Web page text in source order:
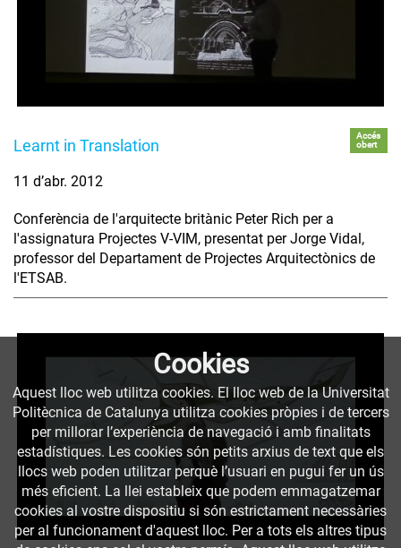
Learnt in Translation
Accés
obert
11 d’abr. 2012
Conferència de l'arquitecte britànic Peter Rich per a
l'assignatura Projectes V-VIM, presentat per Jorge Vidal,
professor del Departament de Projectes Arquitectònics de
l'ETSAB.
Cookies
Aquest lloc web utilitza cookies. El lloc web de la Universitat
Politècnica de Catalunya utilitza cookies pròpies i de tercers
per millorar l’experiència de navegació i amb finalitats
estadístiques. Les cookies són petits arxius de text que els
llocs web poden utilitzar perquè l’usuari en pugui fer un ús
més eficient. La llei estableix que podem emmagatzemar
cookies al vostre dispositiu si són estrictament necessàries
per al funcionament d'aquest lloc. Per a tots els altres tipus